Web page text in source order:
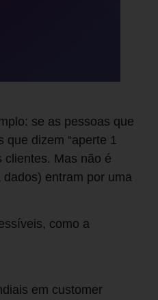
se as pessoas que
dizem “aperte 1
Mas não é
entram por uma
como a
em customer